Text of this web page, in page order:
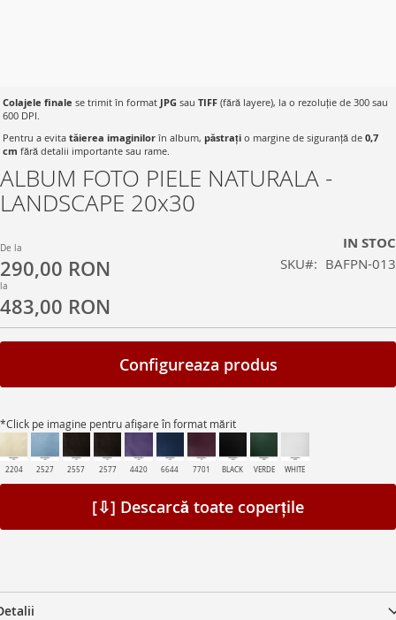
Colajele finale se trimit în format JPG sau TIFF (fără layere), la o rezoluție de 300 sau
600 DPI.
Pentru a evita tăierea imaginilor în album, păstrați o margine de siguranță de 0,7
cm fără detalii importante sau rame.
Skip
to
the
of
the
images
gallery
ALBUM FOTO PIELE NATURALA -
LANDSCAPE 20x30
De la
290,00 RON
la
483,00 RON
IN STOC
SKU BAFPN-013
Configureaza produs
*Click pe imagine pentru afișare în format mărit
2204 2527 2557 2577 4420 6644 7701 BLACK VERDE WHITE
[⇩] Descarcă toate coperțile